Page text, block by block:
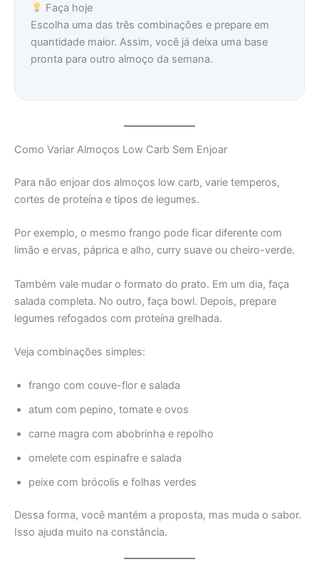
Faça hoje
Escolha uma das três combinações e prepare em
quantidade maior. Assim, você já deixa uma base
pronta para outro almoço da semana.
Como Variar Almoços Low Carb Sem Enjoar
Para não enjoar dos almoços low carb, varie temperos,
cortes de proteína e tipos de legumes.
Por exemplo, o mesmo frango pode ficar diferente com
limão e ervas, páprica e alho, curry suave ou cheiro-verde.
Também vale mudar o formato do prato. Em um dia, faça
salada completa. No outro, faça bowl. Depois, prepare
legumes refogados com proteína grelhada.
Veja combinações simples:
frango com couve-flor e salada
atum com pepino, tomate e ovos
carne magra com abobrinha e repolho
omelete com espinafre e salada
peixe com brócolis e folhas verdes
Dessa forma, você mantém a proposta, mas muda o sabor.
Isso ajuda muito na constância.